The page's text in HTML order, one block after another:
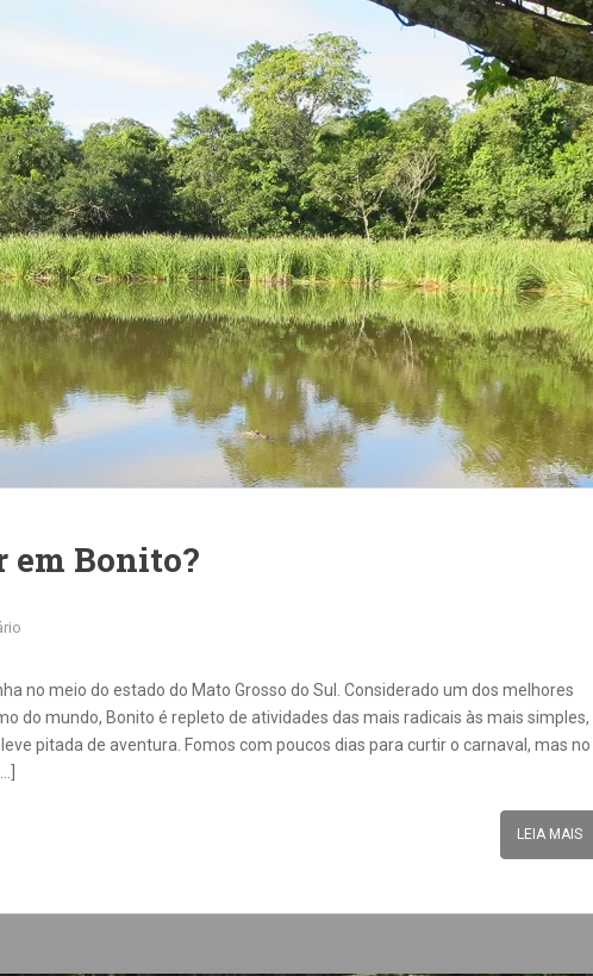
em Bonito?
no meio do estado do Mato Grosso do Sul. Considerado um dos melhores
do mundo, Bonito é repleto de atividades das mais radicais às mais simples,
pitada de aventura. Fomos com poucos dias para curtir o carnaval, mas no
LEIA MAIS